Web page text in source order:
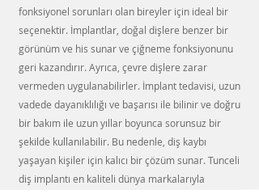
fonksiyonel sorunları olan bireyler için ideal bir
seçenektir. İmplantlar, doğal dişlere benzer bir
görünüm ve his sunar ve çiğneme fonksiyonunu
geri kazandırır. Ayrıca, çevre dişlere zarar
vermeden uygulanabilirler. İmplant tedavisi, uzun
vadede dayanıklılığı ve başarısı ile bilinir ve doğru
bir bakım ile uzun yıllar boyunca sorunsuz bir
şekilde kullanılabilir. Bu nedenle, diş kaybı
yaşayan kişiler için kalıcı bir çözüm sunar. Tunceli
diş implantı en kaliteli dünya markalarıyla